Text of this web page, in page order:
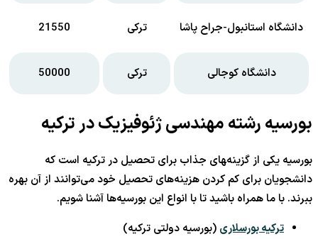
دانشگاه استانبول-جراح پاشا ترکی 21550
دانشگاه کوجالی ترکی 50000
بورسیه رشته مهندسی ژئوفیزیک در ترکیه
بورسیه یکی از گزینه‌‍های جذاب برای تحصیل در ترکیه است که
دانشجویان برای کم کردن هزینه‌های تحصیل خود می‌توانند از آن بهره
ببرند. با ما همراه باشید تا با انواع این بورسیه‌ها آشنا شویم.
ترکیه بورسلاری (بورسیه دولتی ترکیه)